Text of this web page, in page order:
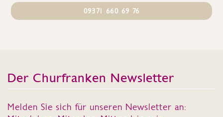
09371 660 69 76
Der Churfranken Newsletter
Melden Sie sich für unseren Newsletter an: